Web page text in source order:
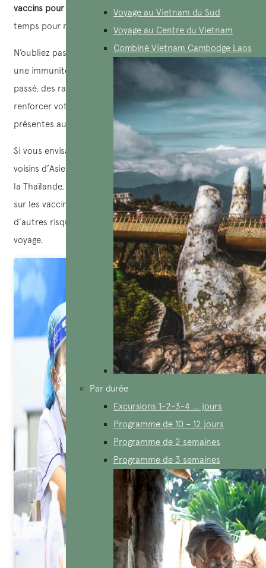
Voyage au Vietnam du Sud
Voyage au Centre du Vietnam
Combiné Vietnam Cambodge Laos
Par durée
Excursions 1-2-3-4 … jours
Programme de 10 – 12 jours
Programme de 2 semaines
Programme de 3 semaines
vaccins pour le Vietnam
afin d’avoir suffisamment de
temps pour recevoir les vaccins nécessaires.
N’oubliez pas que de nombreux vaccins ne confèrent pas
une immunité à vie. Même si vous avez été vacciné par le
passé, des rappels sont souvent nécessaires pour
renforcer votre immunité contre plusieurs maladies graves
présentes au Vietnam.
Si vous envisagez de voyager au Vietnam ou dans les pays
voisins d’Asie du Sud-Est commele Cambodge, le Laos et
la Thaïlande, ce guide concis vous aidera à vous informer
sur les vaccins nécessaires et sur les moyens de réduire
d’autres risques potentiels pour votre santé durant votre
voyage.